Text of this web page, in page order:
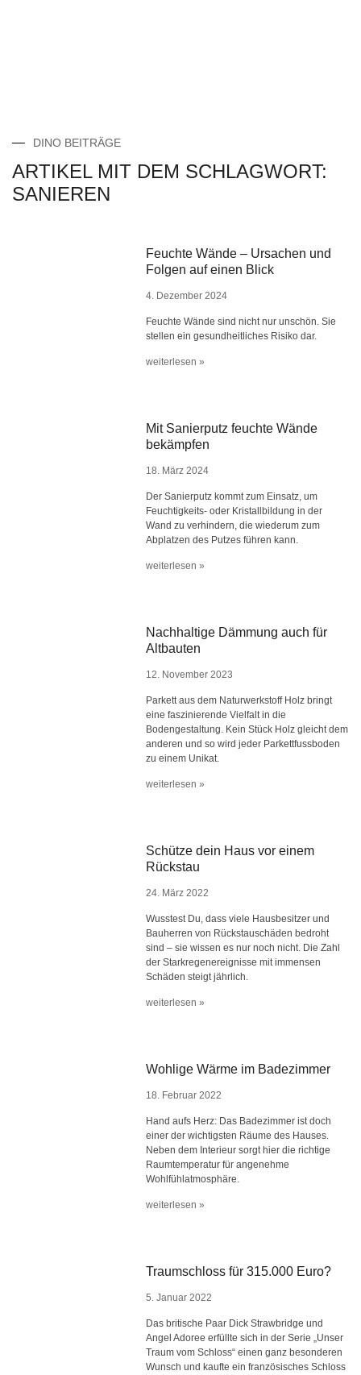
DINO BEITRÄGE
ARTIKEL MIT DEM SCHLAGWORT:
SANIEREN
Feuchte Wände – Ursachen und
Folgen auf einen Blick
4. Dezember 2024
Feuchte Wände sind nicht nur unschön. Sie
stellen ein gesundheitliches Risiko dar.
weiterlesen »
Mit Sanierputz feuchte Wände
bekämpfen
18. März 2024
Der Sanierputz kommt zum Einsatz, um
Feuchtigkeits- oder Kristallbildung in der
Wand zu verhindern, die wiederum zum
Abplatzen des Putzes führen kann.
weiterlesen »
Nachhaltige Dämmung auch für
Altbauten
12. November 2023
Parkett aus dem Naturwerkstoff Holz bringt
eine faszinierende Vielfalt in die
Bodengestaltung. Kein Stück Holz gleicht dem
anderen und so wird jeder Parkettfussboden
zu einem Unikat.
weiterlesen »
Schütze dein Haus vor einem
Rückstau
24. März 2022
Wusstest Du, dass viele Hausbesitzer und
Bauherren von Rückstauschäden bedroht
sind – sie wissen es nur noch nicht. Die Zahl
der Starkregenereignisse mit immensen
Schäden steigt jährlich.
weiterlesen »
Wohlige Wärme im Badezimmer
18. Februar 2022
Hand aufs Herz: Das Badezimmer ist doch
einer der wichtigsten Räume des Hauses.
Neben dem Interieur sorgt hier die richtige
Raumtemperatur für angenehme
Wohlfühlatmosphäre.
weiterlesen »
Traumschloss für 315.000 Euro?
5. Januar 2022
Das britische Paar Dick Strawbridge und
Angel Adoree erfüllte sich in der Serie „Unser
Traum vom Schloss“ einen ganz besonderen
Wunsch und kaufte ein französisches Schloss